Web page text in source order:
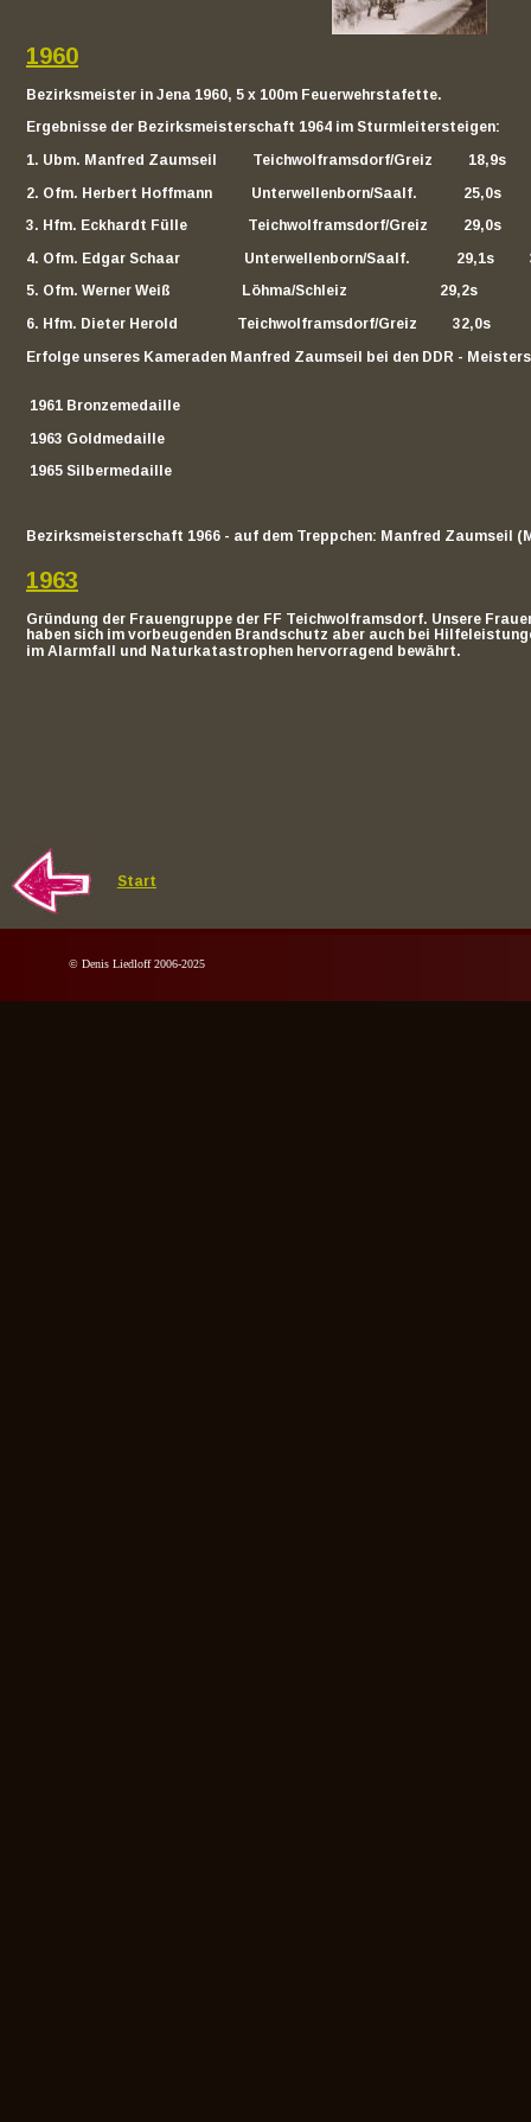
© Denis Liedloff 2006-2025
Start
1960
Bezirksmeister in Jena 1960, 5 x 100m Feuerwehrstafette.
Ergebnisse der Bezirksmeisterschaft 1964 im Sturmleitersteigen:
1. Ubm. Manfred Zaumseil          Teichwolframsdorf/Greiz          18,9s
2. Ofm. Herbert Hoffmann           Unterwellenborn/Saalf.             25,0s
3. Hfm. Eckhardt Fülle                 Teichwolframsdorf/Greiz          29,0s
4. Ofm. Edgar Schaar                  Unterwellenborn/Saalf.             29,1s
5. Ofm. Werner Weiß Löhma/Schleiz
29,2s
6. Hfm. Dieter Herold
         Teichwolframsdorf/Greiz          32,0s
Erfolge unseres Kameraden Manfred Zaumseil bei den DDR -
1961 Bronzemedaille
1963 Goldmedaille
1965 Silbermedaille
Bezirksmeisterschaft 1966 - auf dem Treppchen: Manfred Zaumseil
1963
Gründung der Frauengruppe der FF Teichwolframsdorf. Unsere
haben sich im vorbeugenden Brandschutz aber auch bei
im Alarmfall und Naturkatastrophen hervorragend bewährt.